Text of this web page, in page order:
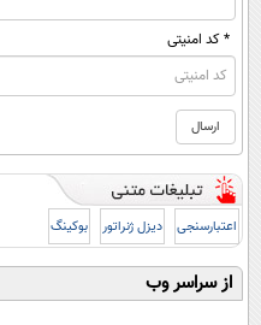
* کد امنیتی
اعتبارسنجی دیزل ژنراتور بوکینگ
از سراسر وب